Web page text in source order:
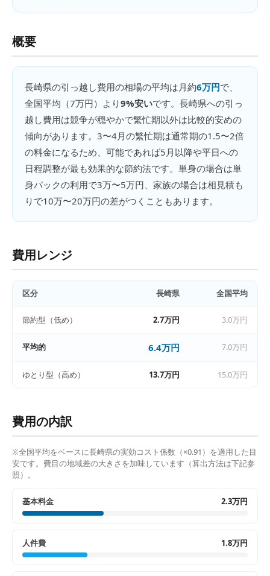
概要
長崎県の引っ越し費用の相場の平均は月約6万円で、
全国平均（7万円）より9%安いです。 長崎県への引っ
越し費用は競争が穏やかで繁忙期以外は比較的安めの
傾向があります。3〜4月の繁忙期は通常期の1.5〜2倍
の料金になるため、可能であれば5月以降や平日への
日程調整が最も効果的な節約法です。単身の場合は単
身パックの利用で3万〜5万円、家族の場合は相見積も
りで10万〜20万円の差がつくこともあります。
費用レンジ
区分 長崎県 全国平均
節約型（低め） 2.7万円 3.0万円
平均的 6.4万円 7.0万円
ゆとり型（高め） 13.7万円 15.0万円
費用の内訳
※全国平均をベースに長崎県の実効コスト係数（×0.91 ）を適用した目
安です。費目の地域差の大きさを加味しています（算出方法は下記参
照）。
基本料金 2.3万円
人件費 1.8万円